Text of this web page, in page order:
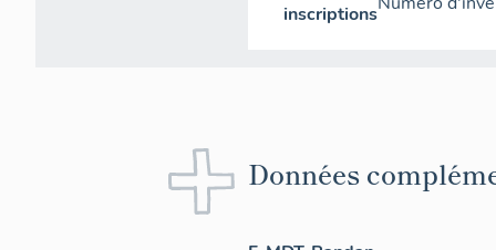
inscriptions
Données